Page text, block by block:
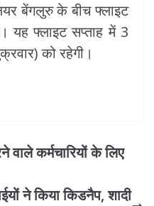
बेंगलुरु के बीच फ्लाइट
फ्लाइट सप्ताह में 3
को रहेगी।
कर्मचारियों के लिए
ने किया किडनैप, शादी